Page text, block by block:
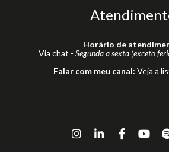
Horário de
Via chat - Segunda a sexta (exceto
Falar com meu canal: Veja a